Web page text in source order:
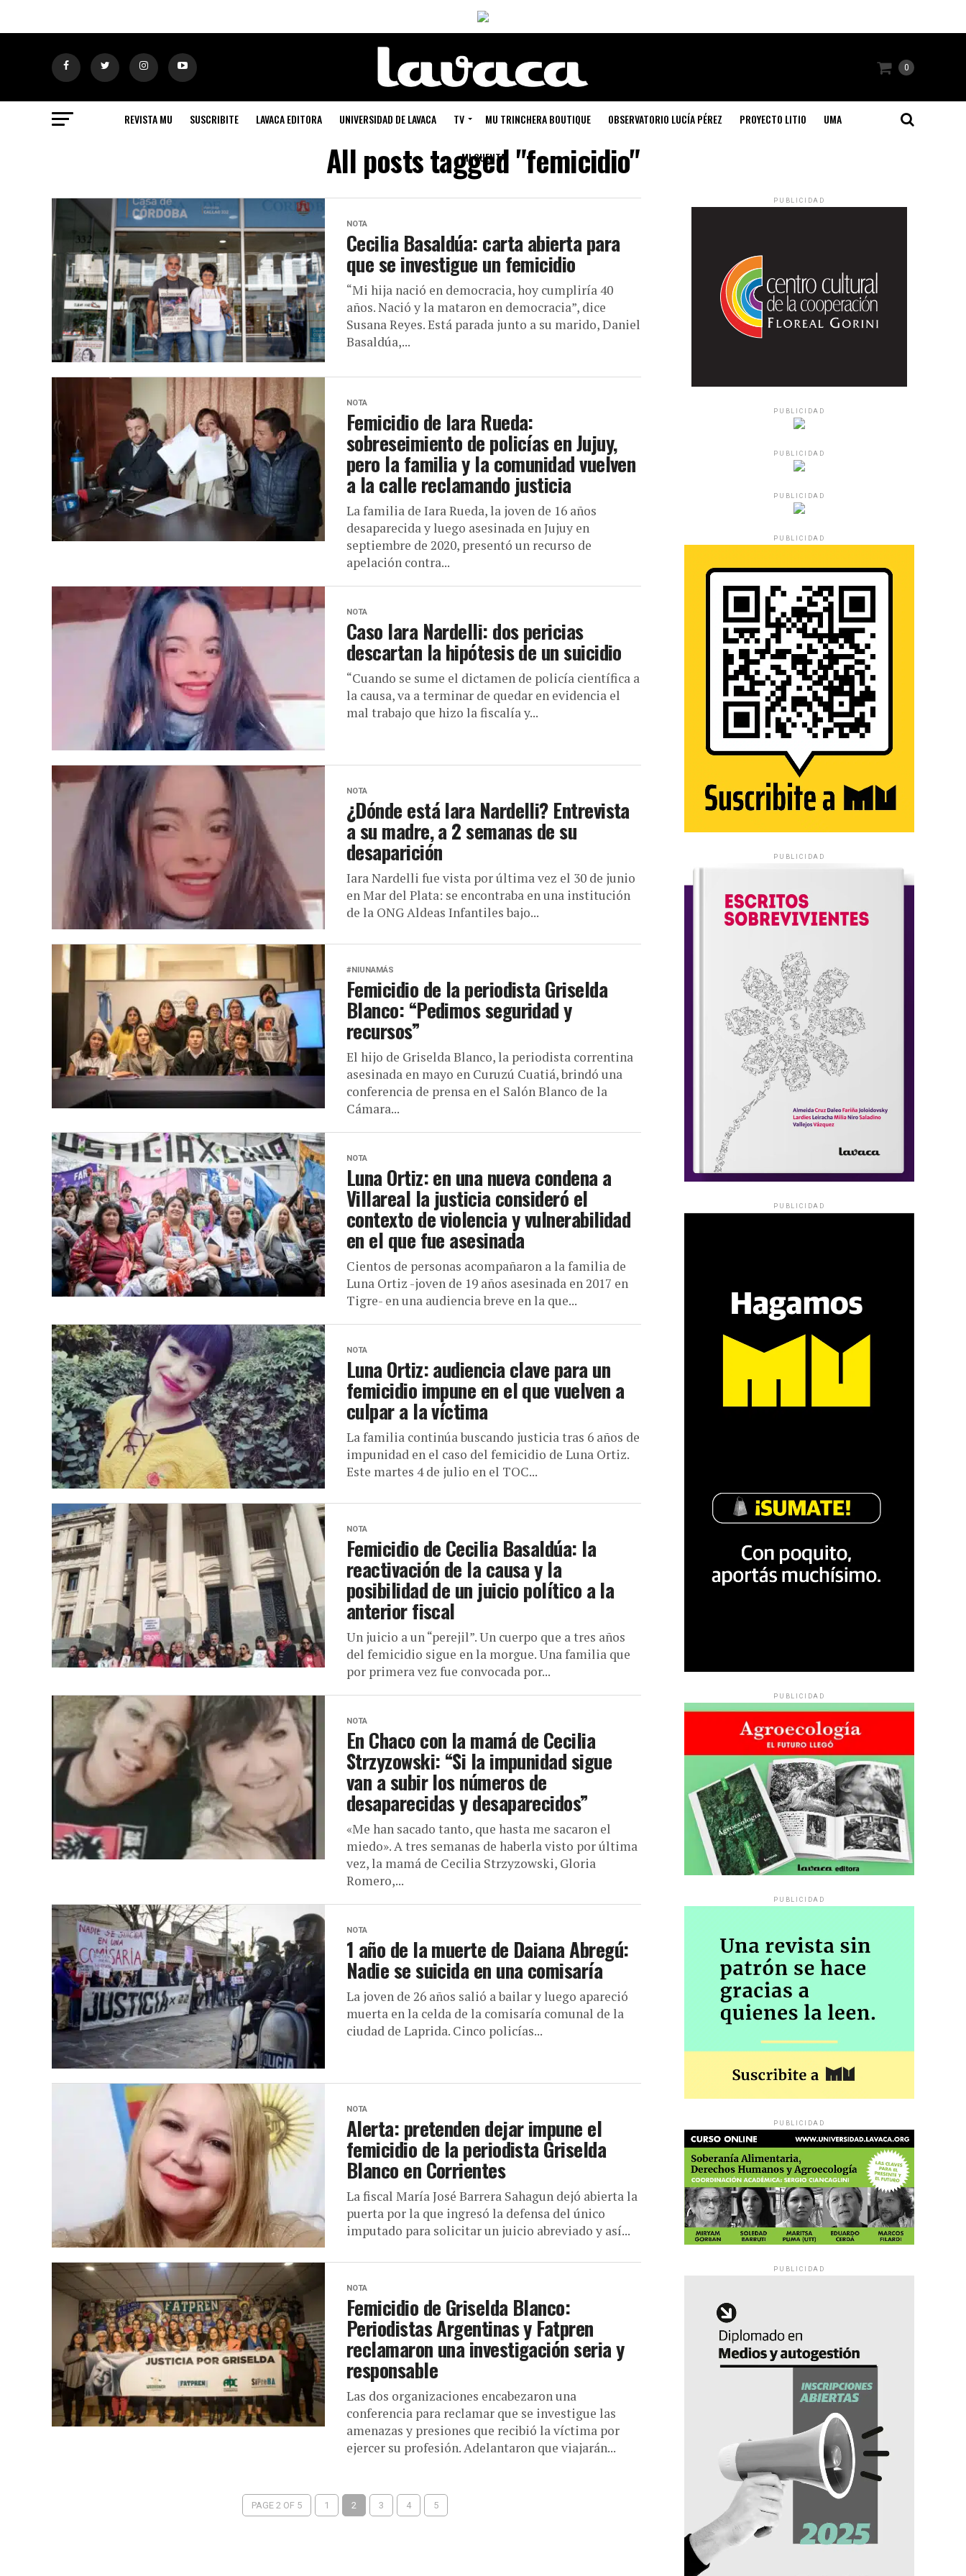
0
REVISTA MU SUSCRIBITE LAVACA EDITORA UNIVERSIDAD DE LAVACA TV MU TRINCHERA BOUTIQUE OBSERVATORIO LUCÍA PÉREZ PROYECTO LITIO UMA
MI CUENTA
All posts tagged "femicidio"
NOTA
Cecilia Basaldúa: carta abierta para
que se investigue un femicidio
“Mi hija nació en democracia, hoy cumpliría 40
años. Nació y la mataron en democracia”, dice
Susana Reyes. Está parada junto a su marido, Daniel
Basaldúa,...
NOTA
Femicidio de Iara Rueda:
sobreseimiento de policías en Jujuy,
pero la familia y la comunidad vuelven
a la calle reclamando justicia
La familia de Iara Rueda, la joven de 16 años
desaparecida y luego asesinada en Jujuy en
septiembre de 2020, presentó un recurso de
apelación contra...
NOTA
Caso Iara Nardelli: dos pericias
descartan la hipótesis de un suicidio
“Cuando se sume el dictamen de policía científica a
la causa, va a terminar de quedar en evidencia el
mal trabajo que hizo la fiscalía y...
NOTA
¿Dónde está Iara Nardelli? Entrevista
a su madre, a 2 semanas de su
desaparición
Iara Nardelli fue vista por última vez el 30 de junio
en Mar del Plata: se encontraba en una institución
de la ONG Aldeas Infantiles bajo...
#NIUNAMÁS
Femicidio de la periodista Griselda
Blanco: “Pedimos seguridad y
recursos”
El hijo de Griselda Blanco, la periodista correntina
asesinada en mayo en Curuzú Cuatiá, brindó una
conferencia de prensa en el Salón Blanco de la
Cámara...
NOTA
Luna Ortiz: en una nueva condena a
Villareal la justicia consideró el
contexto de violencia y vulnerabilidad
en el que fue asesinada
Cientos de personas acompañaron a la familia de
Luna Ortiz -joven de 19 años asesinada en 2017 en
Tigre- en una audiencia breve en la que...
NOTA
Luna Ortiz: audiencia clave para un
femicidio impune en el que vuelven a
culpar a la víctima
La familia continúa buscando justicia tras 6 años de
impunidad en el caso del femicidio de Luna Ortiz.
Este martes 4 de julio en el TOC...
NOTA
Femicidio de Cecilia Basaldúa: la
reactivación de la causa y la
posibilidad de un juicio político a la
anterior fiscal
Un juicio a un “perejil”. Un cuerpo que a tres años
del femicidio sigue en la morgue. Una familia que
por primera vez fue convocada por...
NOTA
En Chaco con la mamá de Cecilia
Strzyzowski: “Si la impunidad sigue
van a subir los números de
desaparecidas y desaparecidos”
«Me han sacado tanto, que hasta me sacaron el
miedo». A tres semanas de haberla visto por última
vez, la mamá de Cecilia Strzyzowski, Gloria
Romero,...
NOTA
1 año de la muerte de Daiana Abregú:
Nadie se suicida en una comisaría
La joven de 26 años salió a bailar y luego apareció
muerta en la celda de la comisaría comunal de la
ciudad de Laprida. Cinco policías...
NOTA
Alerta: pretenden dejar impune el
femicidio de la periodista Griselda
Blanco en Corrientes
La fiscal María José Barrera Sahagun dejó abierta la
puerta por la que ingresó la defensa del único
imputado para solicitar un juicio abreviado y así...
NOTA
Femicidio de Griselda Blanco:
Periodistas Argentinas y Fatpren
reclamaron una investigación seria y
responsable
Las dos organizaciones encabezaron una
conferencia para reclamar que se investigue las
amenazas y presiones que recibió la víctima por
ejercer su profesión. Adelantaron que viajarán...
PAGE 2 OF 5 1 2 3 4 5
PUBLICIDAD
PUBLICIDAD
PUBLICIDAD
PUBLICIDAD
PUBLICIDAD
PUBLICIDAD
PUBLICIDAD
PUBLICIDAD
PUBLICIDAD
PUBLICIDAD
PUBLICIDAD